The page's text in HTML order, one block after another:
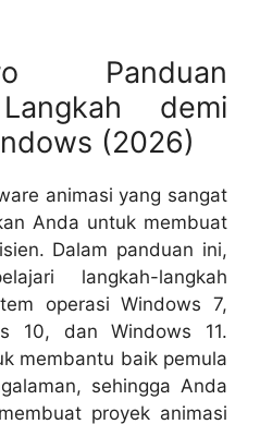
Panduan
demi
(2026)
animasi yang sangat
Anda untuk membuat
Dalam panduan ini,
langkah-langkah
operasi Windows 7,
10, dan Windows 11.
membantu baik pemula
sehingga Anda
proyek animasi